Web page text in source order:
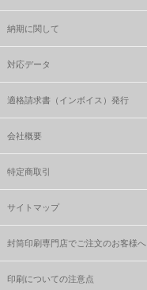
納期に関して
対応データ
適格請求書（インボイス）発行
会社概要
特定商取引
サイトマップ
封筒印刷専門店でご注文のお客様へ
印刷についての注意点